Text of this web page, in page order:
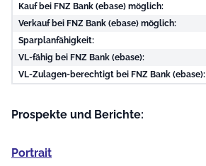
Kauf bei FNZ Bank (ebase) möglich:
Verkauf bei FNZ Bank (ebase) möglich:
Sparplanfähigkeit:
VL-fähig bei FNZ Bank (ebase):
VL-Zulagen-berechtigt bei FNZ Bank (ebase):
Prospekte und Berichte:
Portrait